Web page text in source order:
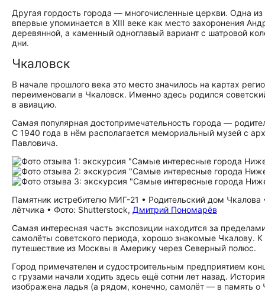
Другая гордость города — многочисленные церкви. Одна
впервые упоминается в XIII веке как место захоронения
деревянной, а каменный одноглавый вариант с шатровой
дни.
Чкаловск
В начале прошлого века это место значилось на картах
переименовали в Чкаловск. Именно здесь родился
в авиацию.
Самая популярная до­сто­при­ме­ча­тель­но­сть города —
С 1940 года в нём располагается мемориальный музей с
Павловича.
Памятник истребителю МИГ-21 • Родительский дом Чкалова
лётчика • Фото: Shutterstock, Дмитрий Пономарёв
Самая интересная часть экспозиции находится за
самолёты советского периода, хорошо знакомые Чкалову.
путешествие из Москвы в Америку через Северный полюс.
Город примечателен и судостроительным предприятием
с грузами начали ходить здесь ещё сотни лет назад.
изображена ладья (а рядом, конечно, самолёт — в память о